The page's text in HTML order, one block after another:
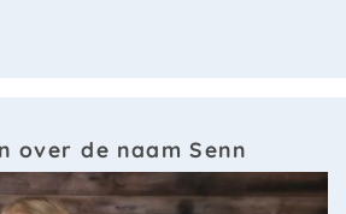
over de naam Senn